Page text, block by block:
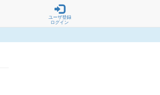
ユーザ登録
ログイン